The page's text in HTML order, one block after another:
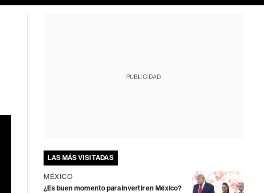
PUBLICIDAD
LAS MÁS VISITADAS
MÉXICO
¿Es buen momento para invertir en México?